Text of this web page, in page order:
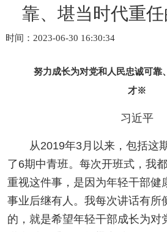
靠、堪当时代重
时间：2023-06-30 16:30:34
努力成长为对党和人民忠诚可靠
才※
习近平
从2019年3月以来，包括这
了6期中青班。每次开班式，我
重视这件事，是因为年轻干部健
事业后继有人。我每次讲话有所
的，就是希望年轻干部成长为对